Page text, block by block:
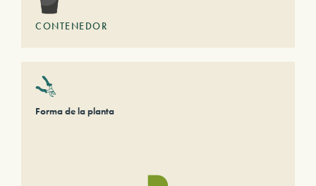
CONTENEDOR
Forma de la planta